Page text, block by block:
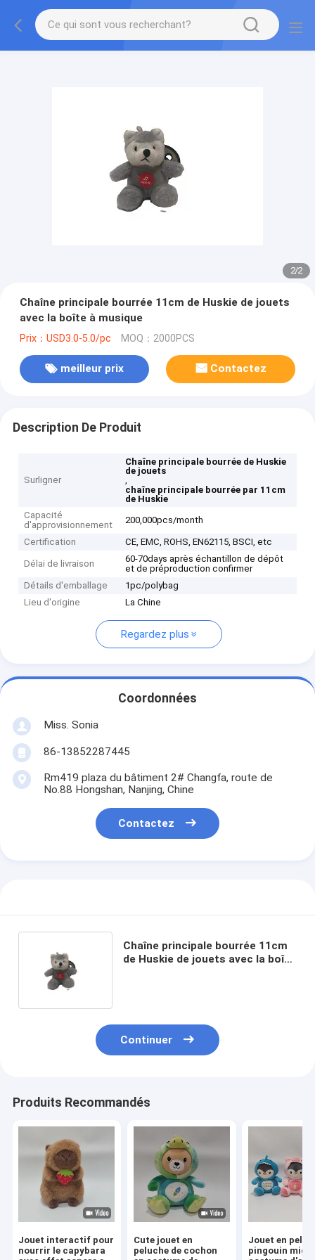
2/2
Chaîne principale bourrée 11cm de Huskie de jouets
avec la boîte à musique
Prix：USD3.0-5.0/pc MOQ：2000PCS
meilleur prix Contactez
Description De Produit
Surligner
Chaîne principale bourrée de Huskie
de jouets
,
chaîne principale bourrée par 11cm
de Huskie
Capacité
d'approvisionnement
200,000pcs/month
Certification CE, EMC, ROHS, EN62115, BSCI, etc
Délai de livraison
60-70days après échantillon de dépôt
et de préproduction confirmer
Détails d'emballage
1pc/polybag
Lieu d'origine
La Chine
Regardez plus
Coordonnées
Miss. Sonia
86-13852287445
Rm419 plaza du bâtiment 2# Changfa, route de
No.88 Hongshan, Nanjing, Chine
Contactez
Chaîne principale bourrée 11cm
de Huskie de jouets avec la boîte
Continuer
Produits Recommandés
Jouet interactif pour
nourrir le capybara
Cute jouet en
peluche de cochon
Jouet en
pingouin